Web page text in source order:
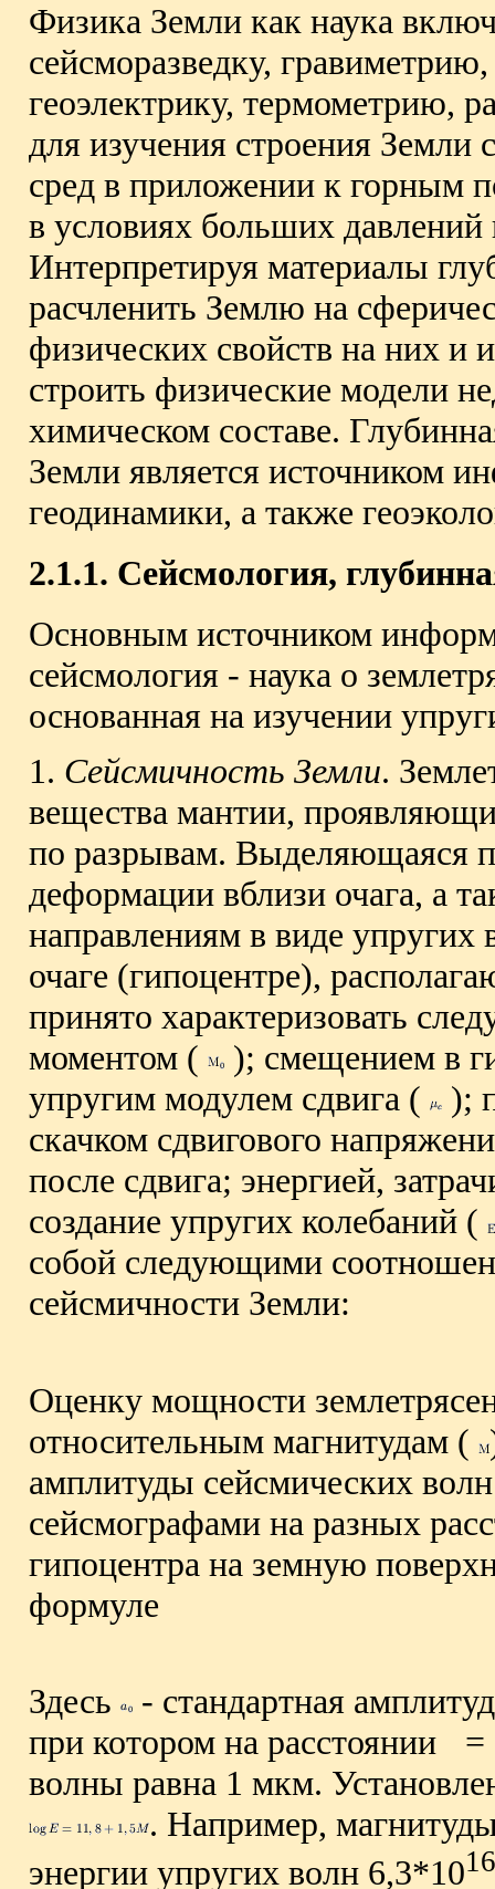
Физика Земли как наука
сейсморазведку,
геоэлектрику, термометрию,
для изучения строения
сред в приложении к горным
в условиях больших
Интерпретируя материалы
расчленить Землю на
физических свойств на них и
строить физические модели
химическом составе.
Земли является источником
геодинамики, а также
2.1.1. Сейсмология,
Основным источником
сейсмология - наука о
основанная на изучении
1. Сейсмичность Земли.
вещества мантии,
по разрывам. Выделяющаяся
деформации вблизи очага, а
направлениям в виде
очаге (гипоцентре),
принято характеризовать
моментом (
); смещением в
упругим модулем сдвига (
);
скачком сдвигового
после сдвига; энергией,
создание упругих колебаний (
собой следующими
сейсмичности Земли:
Оценку мощности
относительным магнитудам (
амплитуды сейсмических
сейсмографами на разных
гипоцентра на земную
формуле
Здесь
- стандартная
при котором на расстоянии
=
волны равна 1 мкм.
. Например,
энергии упругих волн 6,3*1016